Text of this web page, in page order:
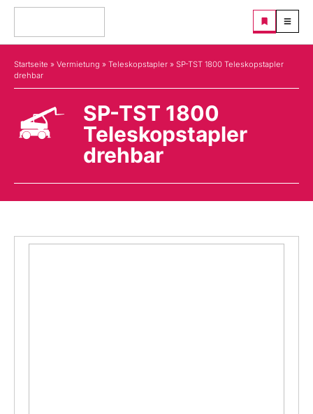
Startseite » Vermietung » Teleskopstapler » SP-TST 1800 Teleskopstapler
drehbar
SP-TST 1800
Teleskopstapler
drehbar